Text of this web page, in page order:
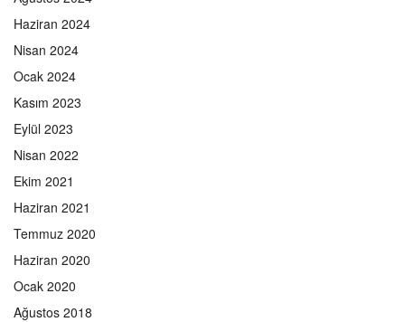
Haziran 2024
Nisan 2024
Ocak 2024
Kasım 2023
Eylül 2023
Nisan 2022
Ekim 2021
Haziran 2021
Temmuz 2020
Haziran 2020
Ocak 2020
Ağustos 2018